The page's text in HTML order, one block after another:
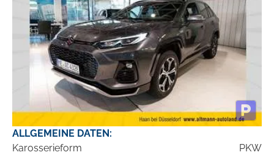
ALLGEMEINE DATEN:
Karosserieform
PKW